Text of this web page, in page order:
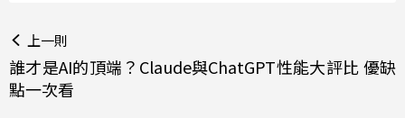
上一則
誰才是AI的頂端？Claude與ChatGPT性能大評比 優缺
點一次看